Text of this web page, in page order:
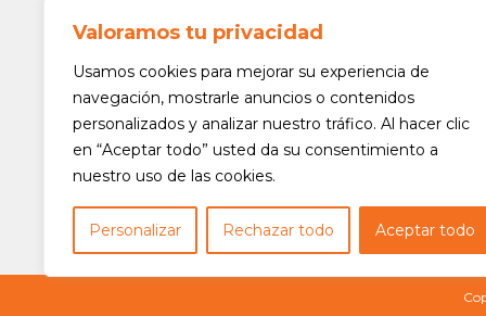
Valoramos tu privacidad
Usamos cookies para mejorar su experiencia de
navegación, mostrarle anuncios o contenidos
personalizados y analizar nuestro tráfico. Al hacer clic
en “Aceptar todo” usted da su consentimiento a
nuestro uso de las cookies.
Personalizar Rechazar todo Aceptar todo
Siga-nos!
São